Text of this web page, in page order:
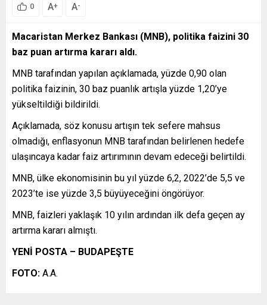
0 A+ A-
Macaristan Merkez Bankası (MNB), politika faizini 30
baz puan artırma kararı aldı.
MNB tarafından yapılan açıklamada, yüzde 0,90 olan
politika faizinin, 30 baz puanlık artışla yüzde 1,20’ye
yükseltildiği bildirildi.
Açıklamada, söz konusu artışın tek sefere mahsus
olmadığı, enflasyonun MNB tarafından belirlenen hedefe
ulaşıncaya kadar faiz artırımının devam edeceği belirtildi.
MNB, ülke ekonomisinin bu yıl yüzde 6,2, 2022’de 5,5 ve
2023’te ise yüzde 3,5 büyüyeceğini öngörüyor.
MNB, faizleri yaklaşık 10 yılın ardından ilk defa geçen ay
artırma kararı almıştı.
YENİ POSTA – BUDAPEŞTE
FOTO: A.A.